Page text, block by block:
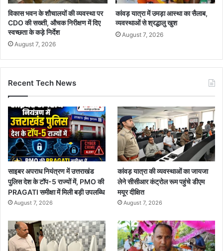
विकास भवन के शौचालयों की व्यवस्था पर
CDO की सख्ती, औचक निरीक्षण में दिए
स्वच्छता के कड़े निर्देश
August 7, 2026
कांवड़ यात्रा में उमड़ा आस्था का सैलाब,
व्यवस्थाओं से श्रद्धालु खुश
August 7, 2026
Recent Tech News
साइबर अपराध नियंत्रण में उत्तराखंड
पुलिस देश के टॉप-5 राज्यों में, PMO की
PRAGATI समीक्षा में मिली बड़ी उपलब्धि
August 7, 2026
कांवड़ यात्रा की व्यवस्थाओं का जायजा
लेने सीसीआर कंट्रोल रूम पहुंचे डीएम
मयूर दीक्षित
August 7, 2026